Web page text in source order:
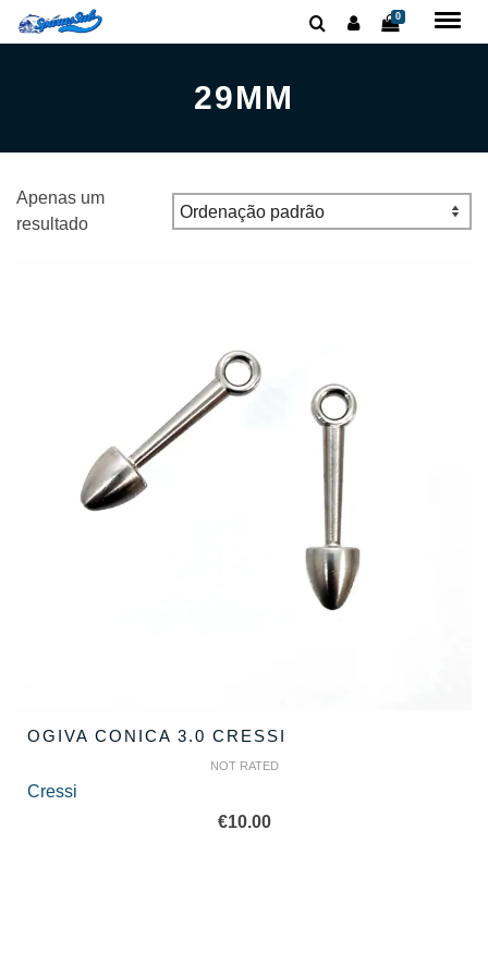
0
29MM
Apenas um
resultado
OGIVA CONICA 3.0 CRESSI
NOT RATED
Cressi
€10.00